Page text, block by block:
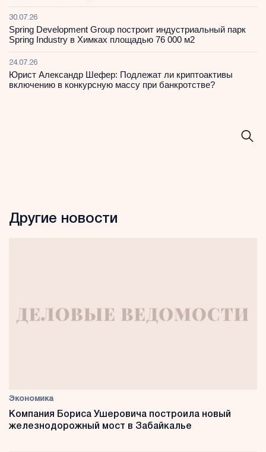
30.07.26
Spring Development Group построит индустриальный парк
Spring Industry в Химках площадью 76 000 м2
24.07.26
Юрист Александр Шефер: Подлежат ли криптоактивы
включению в конкурсную массу при банкротстве?
Другие новости
Экономика
Компания Бориса Ушеровича построила новый
железнодорожный мост в Забайкалье